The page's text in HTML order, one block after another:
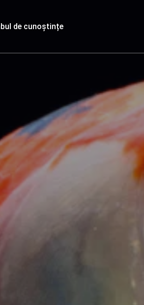
de cunoștințe